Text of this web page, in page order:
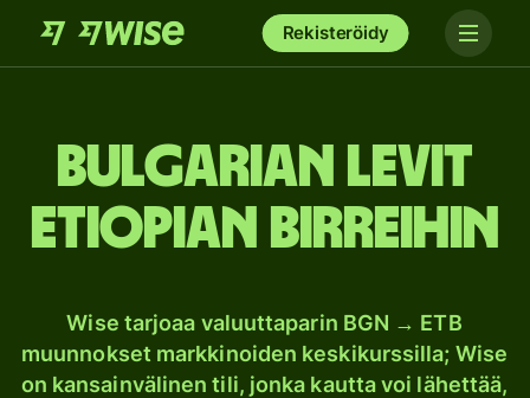
Rekisteröidy
Bulgarian levit
Etiopian birreihin
Wise tarjoaa valuuttaparin BGN → ETB
muunnokset markkinoiden keskikurssilla; Wise
on kansainvälinen tili, jonka kautta voi lähettää,